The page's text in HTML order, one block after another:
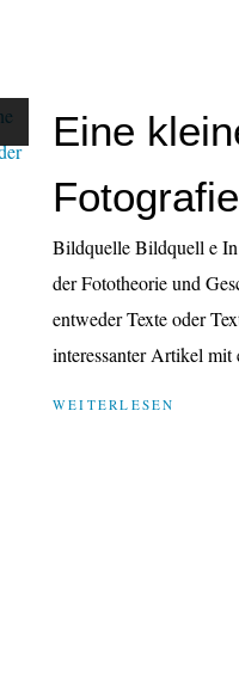
Eine
Bildquelle Bildquell e
der Fototheorie und
entweder Texte oder
interessanter Artikel mit
WEITERLESEN